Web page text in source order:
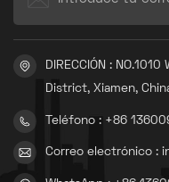
DIRECCIÓN :
District, Xiamen,
Teléfono : +86
Correo electrónico :